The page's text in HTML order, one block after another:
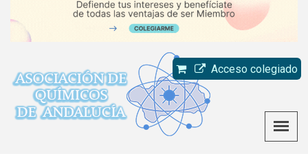
Acceso colegiado